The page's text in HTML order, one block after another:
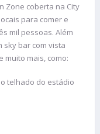
Zone coberta na City
para comer e
mil pessoas. Além
sky bar com vista
muito mais, como:
telhado do estádio